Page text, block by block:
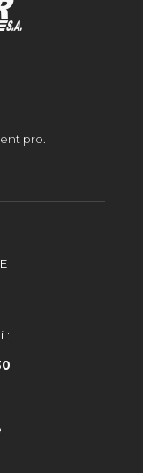
pro.
: